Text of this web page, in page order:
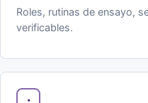
Roles, rutinas de ensayo,
verificables.